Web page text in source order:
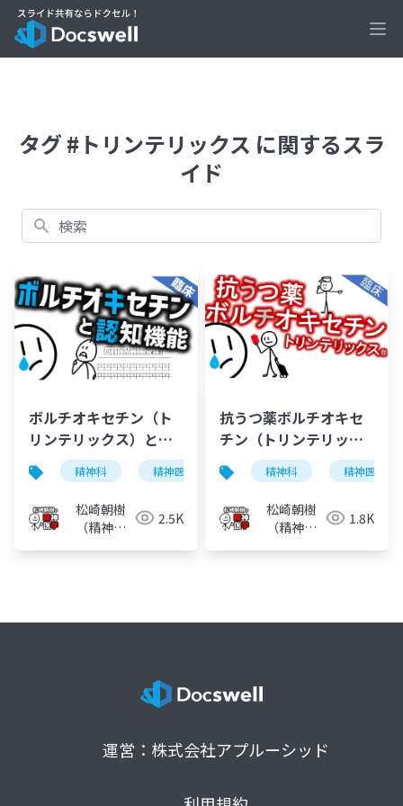
タグ #トリンテリックス に関するスラ
イド
検索
ボルチオキセチン（ト
リンテリックス）と認
知機能精神科 精神医学 うつ病 抗うつ薬
松崎朝樹
（精神科
2.5K
抗うつ薬ボルチオキセ
チン（トリンテリック
ス）
精神科 精神医学
松崎朝樹
（精神科
1.8K
運営：株式会社アプルーシッド